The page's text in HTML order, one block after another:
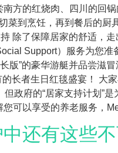
方的红烧肉、四川的回
菜到烹饪，再到餐后的
除了保障居家的舒适，
Support）服务为您
”的豪华游艇并品尝滋
长者生日红毯盛宴！
政府的“居家支持计划”
可以享受的养老服务，
还有这些